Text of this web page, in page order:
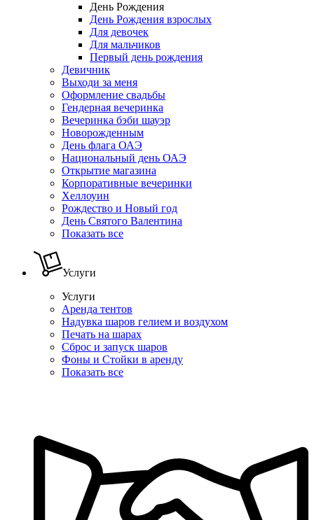
День Рождения
День Рождения взрослых
Для девочек
Для мальчиков
Первый день рождения
Девичник
Выходи за меня
Оформление свадьбы
Гендерная вечеринка
Вечеринка бэби шауэр
Новорожденным
День флага ОАЭ
Национальный день ОАЭ
Открытие магазина
Корпоративные вечеринки
Хеллоуин
Рождество и Новый год
День Святого Валентина
Показать все
Услуги
Услуги
Аренда тентов
Надувка шаров гелием и воздухом
Печать на шарах
Сброс и запуск шаров
Фоны и Стойки в аренду
Показать все